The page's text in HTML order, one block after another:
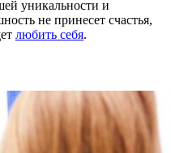
уникальности и
не принесет счастья,
любить себя.